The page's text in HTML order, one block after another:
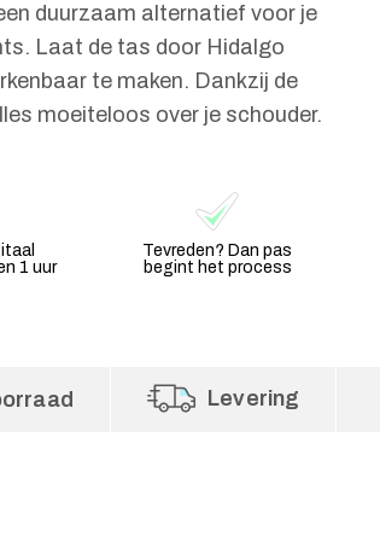
duurzaam alternatief voor je
Laat de tas door Hidalgo
te maken. Dankzij de
moeiteloos over je schouder.
1 uur
Tevreden? Dan pas
begint het process
Levering